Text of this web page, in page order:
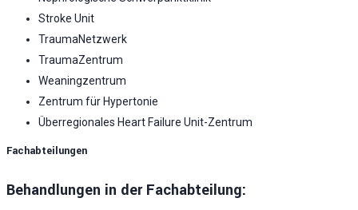
Stroke Unit
TraumaNetzwerk
TraumaZentrum
Weaningzentrum
Zentrum für Hypertonie
Überregionales Heart Failure Unit-Zentrum
Fachabteilungen
Behandlungen in der Fachabteilung: